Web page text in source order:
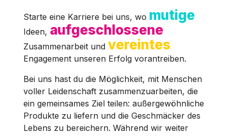
Starte eine Karriere bei uns, wo mutige
Ideen, aufgeschlossene
Zusammenarbeit und vereintes
Engagement unseren Erfolg vorantreiben.
Bei uns hast du die Möglichkeit, mit Menschen
voller Leidenschaft zusammenzuarbeiten, die
ein gemeinsames Ziel teilen: außergewöhnliche
Produkte zu liefern und die Geschmäcker des
Lebens zu bereichern. Während wir weiter